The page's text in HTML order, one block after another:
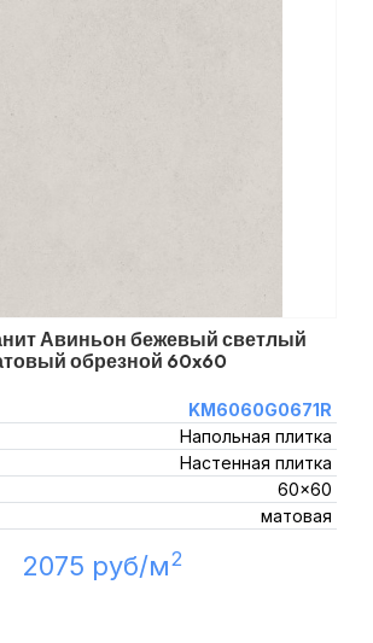
Авиньон бежевый светлый
обрезной 60x60
KM6060G0671R
Напольная плитка
Настенная плитка
60x60
матовая
2075 руб/м2